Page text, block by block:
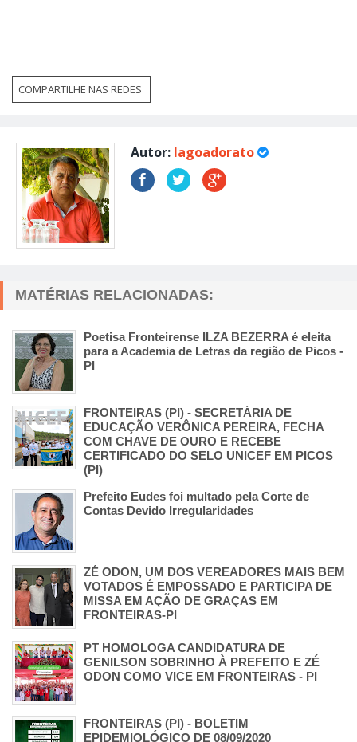
COMPARTILHE NAS REDES
Autor: lagoadorato
MATÉRIAS RELACIONADAS:
Poetisa Fronteirense ILZA BEZERRA é eleita
para a Academia de Letras da região de Picos -
PI
FRONTEIRAS (PI) - SECRETÁRIA DE
EDUCAÇÃO VERÔNICA PEREIRA, FECHA
COM CHAVE DE OURO E RECEBE
CERTIFICADO DO SELO UNICEF EM PICOS
(PI)
Prefeito Eudes foi multado pela Corte de
Contas Devido Irregularidades
ZÉ ODON, UM DOS VEREADORES MAIS BEM
VOTADOS É EMPOSSADO E PARTICIPA DE
MISSA EM AÇÃO DE GRAÇAS EM
FRONTEIRAS-PI
PT HOMOLOGA CANDIDATURA DE
GENILSON SOBRINHO À PREFEITO E ZÉ
ODON COMO VICE EM FRONTEIRAS - PI
FRONTEIRAS (PI) - BOLETIM
EPIDEMIOLÓGICO DE 08/09/2020